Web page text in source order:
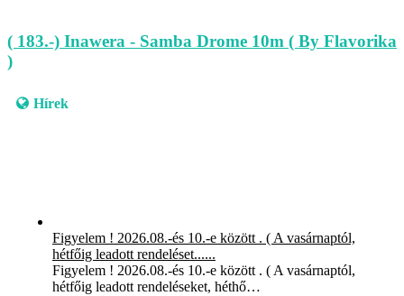
( 183.-) Inawera - Samba Drome 10m ( By Flavorika
)
Hírek
Figyelem ! 2026.08.-és 10.-e között . ( A vasárnaptól,
hétfőig leadott rendeléset......
Figyelem ! 2026.08.-és 10.-e között . ( A vasárnaptól,
hétfőig leadott rendeléseket, héthő…